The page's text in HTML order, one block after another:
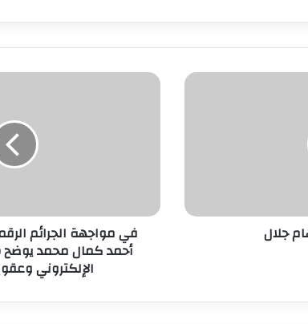
جلال في مواجهة الجرائم
أحمد كمال محمد يوضح
الإلكتروني